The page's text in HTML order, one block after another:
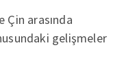
Çin arasında
gelişmeler